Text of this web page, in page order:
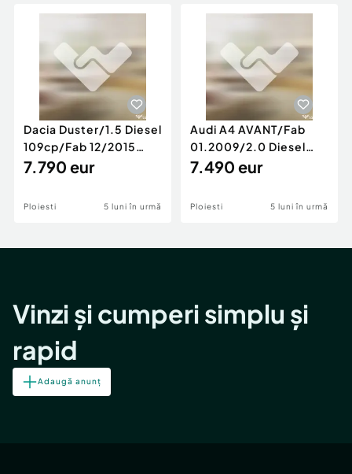
Animale de companie
Afaceri și echipamente profesionale
Inchiriere Bunuri si Vehicule
Utilaje agricole si industriale
Piese auto si accesorii
Dacia Duster
Dacia Duster/1.5 Diesel
109cp/Fab 12/2015
/Euro 5/GARANTIE 12
7.790 eur
Ploiesti 5 luni în urmă
Audi A4 AVANT/Fab
01.2009/2.0 Diesel
140cp/Posibilitate
7.490 eur
Ploiesti 5 luni în urmă
Vinzi și cumperi simplu și
rapid
Adaugă anunț